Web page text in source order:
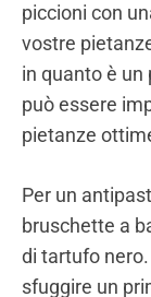
piccioni con
vostre
in quanto è
può essere
pietanze
Per un
bruschette a
di tartufo
sfuggire un